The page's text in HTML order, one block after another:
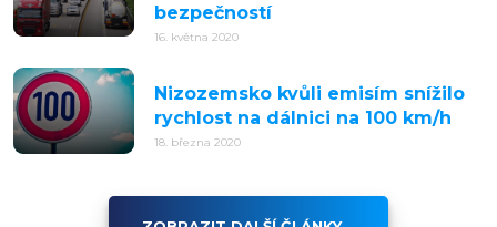
bezpečností
16. května 2020
Nizozemsko kvůli emisím snížilo
rychlost na dálnici na 100 km/h
18. března 2020